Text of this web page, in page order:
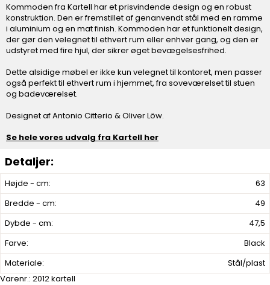
Højde - cm:
63
Bredde - cm:
49
Dybde - cm:
47,5
Farve:
Black
Materiale:
Stål/plast
Varenr.: 2012 kartell
Kommoden fra Kartell har et prisvindende design og en robust
konstruktion. Den er fremstillet af genanvendt stål med en ramme
i aluminium og en mat finish. Kommoden har et funktionelt design,
der gør den velegnet til ethvert rum eller enhver gang, og den er
udstyret med fire hjul, der sikrer øget bevægelsesfrihed.
Dette alsidige møbel er ikke kun velegnet til kontoret, men passer
også perfekt til ethvert rum i hjemmet, fra soveværelset til stuen
og badeværelset.
Designet af Antonio Citterio & Oliver Löw.
Se hele vores udvalg fra Kartell her